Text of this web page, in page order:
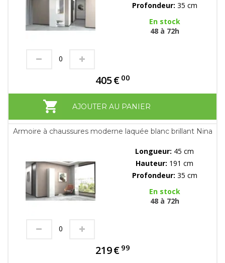
Profondeur: 35 cm
En stock
48 à 72h
405€ 00
AJOUTER AU PANIER
Armoire à chaussures moderne laquée blanc brillant Nina
Longueur: 45 cm
Hauteur: 191 cm
Profondeur: 35 cm
En stock
48 à 72h
219€ 99